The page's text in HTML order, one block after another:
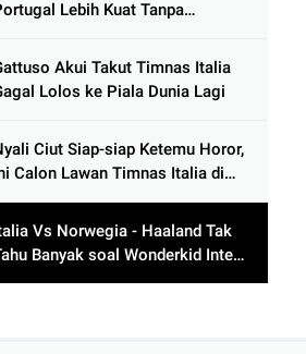
Lebih Kuat Tanpa
Bawah Thailand
Akui Takut Timnas Italia
Lolos ke Piala Dunia Lagi
Ciut Siap-siap Ketemu Horor,
Calon Lawan Timnas Italia di
Vs Norwegia - Haaland Tak
Banyak soal Wonderkid Inter